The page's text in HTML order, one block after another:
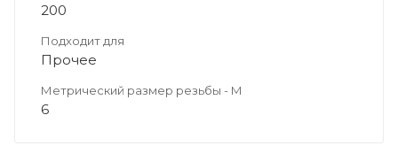
200
Подходит для
Прочее
Метрический размер резьбы - М
6